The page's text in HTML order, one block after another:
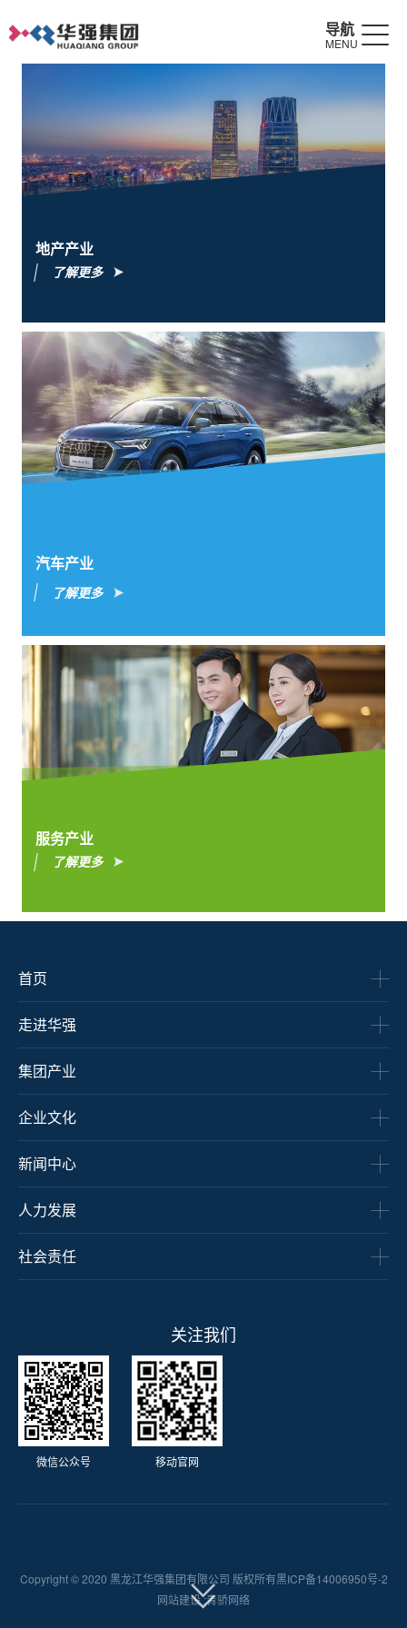
导航
MENU
地产产业
了解更多
汽车产业
了解更多
服务产业
了解更多
首页
走进华强
集团产业
企业文化
新闻中心
人力发展
社会责任
关注我们
微信公众号 移动官网
Copyright © 2020 黑龙江华强集团有限公司 版权所有黑ICP备14006950号-2
网站建设 :青骄网络